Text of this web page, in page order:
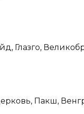
Глазго,
Пакш,